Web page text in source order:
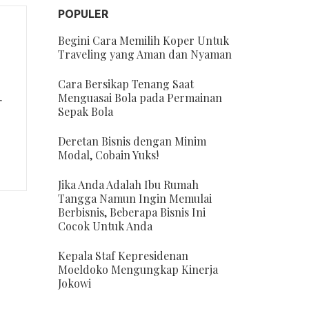
POPULER
Begini Cara Memilih Koper Untuk
Traveling yang Aman dan Nyaman
Cara Bersikap Tenang Saat
Menguasai Bola pada Permainan
Sepak Bola
Deretan Bisnis dengan Minim
Modal, Cobain Yuks!
Jika Anda Adalah Ibu Rumah
Tangga Namun Ingin Memulai
Berbisnis, Beberapa Bisnis Ini
Cocok Untuk Anda
Kepala Staf Kepresidenan
Moeldoko Mengungkap Kinerja
Jokowi